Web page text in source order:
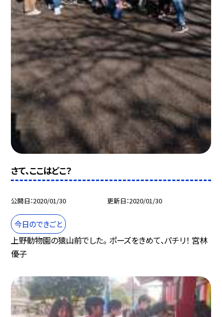
さて、ここはどこ？
公開日 2020/01/30 更新日 2020/01/30
今日のできごと
上野動物園の猿山前でした。 ポーズをきめて、パチリ！ 宮林
優子